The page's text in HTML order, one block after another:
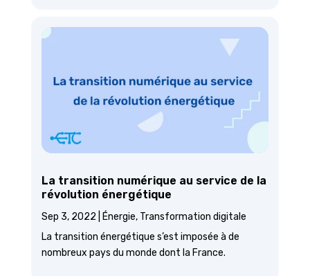
La transition numérique au service de la
révolution énergétique
Sep 3, 2022 Énergie, Transformation digitale
La transition énergétique s’est imposée à de
nombreux pays du monde dont la France.